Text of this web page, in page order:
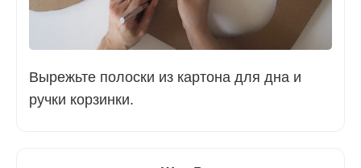
Вырежьте полоски из картона для дна и
ручки корзинки.